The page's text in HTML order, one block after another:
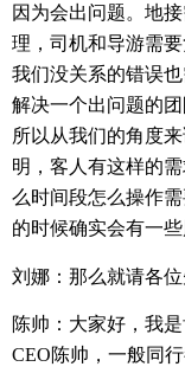
因为会出问题。地
理，司机和导游需
我们没关系的错误
解决一个出问题的
所以从我们的角度
明，客人有这样的
么时间段怎么操作
的时候确实会有一些
刘娜：那么就请各
陈帅：大家好，我
CEO陈帅，一般同